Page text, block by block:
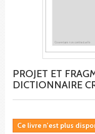
PROJET ET
DICTIONNAIRE
Ce livre n'est plus